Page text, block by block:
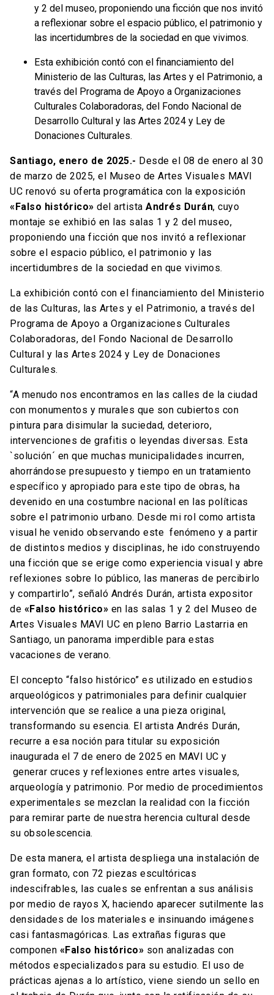
y 2 del museo, proponiendo una ficción que nos invitó
a reflexionar sobre el espacio público, el patrimonio y
las incertidumbres de la sociedad en que vivimos.
Esta exhibición contó con el financiamiento del
Ministerio de las Culturas, las Artes y el Patrimonio, a
través del Programa de Apoyo a Organizaciones
Culturales Colaboradoras, del Fondo Nacional de
Desarrollo Cultural y las Artes 2024 y Ley de
Donaciones Culturales.
Santiago, enero de 2025.- Desde el 08 de enero al 30
de marzo de 2025, el Museo de Artes Visuales MAVI
UC renovó su oferta programática con la exposición
«Falso histórico» del artista Andrés Durán, cuyo
montaje se exhibió en las salas 1 y 2 del museo,
proponiendo una ficción que nos invitó a reflexionar
sobre el espacio público, el patrimonio y las
incertidumbres de la sociedad en que vivimos.
La exhibición contó con el financiamiento del Ministerio
de las Culturas, las Artes y el Patrimonio, a través del
Programa de Apoyo a Organizaciones Culturales
Colaboradoras, del Fondo Nacional de Desarrollo
Cultural y las Artes 2024 y Ley de Donaciones
Culturales.
“A menudo nos encontramos en las calles de la ciudad
con monumentos y murales que son cubiertos con
pintura para disimular la suciedad, deterioro,
intervenciones de grafitis o leyendas diversas. Esta
`solución´ en que muchas municipalidades incurren,
ahorrándose presupuesto y tiempo en un tratamiento
específico y apropiado para este tipo de obras, ha
devenido en una costumbre nacional en las políticas
sobre el patrimonio urbano. Desde mi rol como artista
visual he venido observando este fenómeno y a partir
de distintos medios y disciplinas, he ido construyendo
una ficción que se erige como experiencia visual y abre
reflexiones sobre lo público, las maneras de percibirlo
y compartirlo”, señaló Andrés Durán, artista expositor
de «Falso histórico» en las salas 1 y 2 del Museo de
Artes Visuales MAVI UC en pleno Barrio Lastarria en
Santiago, un panorama imperdible para estas
vacaciones de verano.
El concepto “falso histórico” es utilizado en estudios
arqueológicos y patrimoniales para definir cualquier
intervención que se realice a una pieza original,
transformando su esencia. El artista Andrés Durán,
recurre a esa noción para titular su exposición
inaugurada el 7 de enero de 2025 en MAVI UC y
generar cruces y reflexiones entre artes visuales,
arqueología y patrimonio. Por medio de procedimientos
experimentales se mezclan la realidad con la ficción
para remirar parte de nuestra herencia cultural desde
su obsolescencia.
De esta manera, el artista despliega una instalación de
gran formato, con 72 piezas escultóricas
indescifrables, las cuales se enfrentan a sus análisis
por medio de rayos X, haciendo aparecer sutilmente las
densidades de los materiales e insinuando imágenes
casi fantasmagóricas. Las extrañas figuras que
componen «Falso histórico» son analizadas con
métodos especializados para su estudio. El uso de
prácticas ajenas a lo artístico, viene siendo un sello en